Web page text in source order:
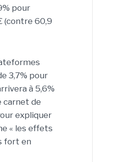
pour
(contre 60,9
3,7% pour
à 5,6%
carnet de
expliquer
« les effets
fort en